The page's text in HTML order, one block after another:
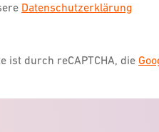
Datenschutzerklärung
ist durch reCAPTCHA, die